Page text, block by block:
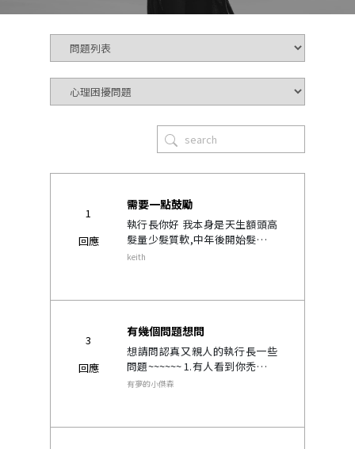
1
回應
需要一點鼓勵
執行長你好 我本身是天生額頭高
髮量少髮質軟,中年後開始髮際線
越來越往後 今年初下定決心走進
是做前黏後扣的,只有假日出..
keith
3
回應
有幾個問題想問
想請問認真又親人的執行長一些
問題~~~~~~ 1.有人看到你禿頭不
見了怎麼回應? 2.會不會有假髮被
去植髮的..
有夢的小傑森